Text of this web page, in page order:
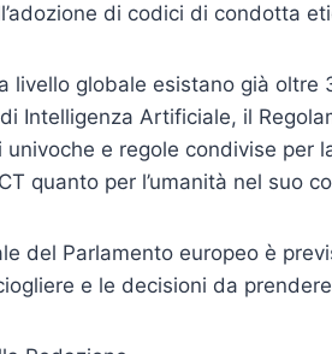
di codici di condotta
livello globale esistano già
Intelligenza Artificiale, il
univoche e regole condivise per
quanto per l’umanità nel suo
del Parlamento europeo è
e le decisioni da